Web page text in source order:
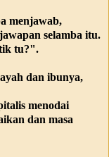
menjawab,
selamba itu.
tu?".
dan ibunya,
menodai
dan masa